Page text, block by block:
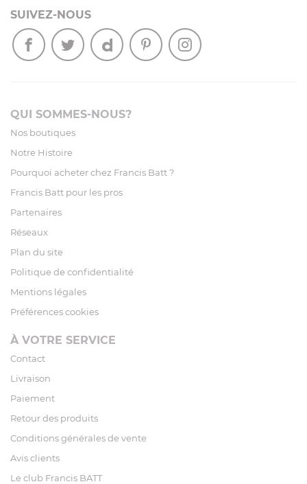
SUIVEZ-NOUS
QUI SOMMES-NOUS?
Nos boutiques
Notre Histoire
Pourquoi acheter chez Francis Batt ?
Francis Batt pour les pros
Partenaires
Réseaux
Plan du site
Politique de confidentialité
Mentions légales
Préférences cookies
À VOTRE SERVICE
Contact
Livraison
Paiement
Retour des produits
Conditions générales de vente
Avis clients
Le club Francis BATT